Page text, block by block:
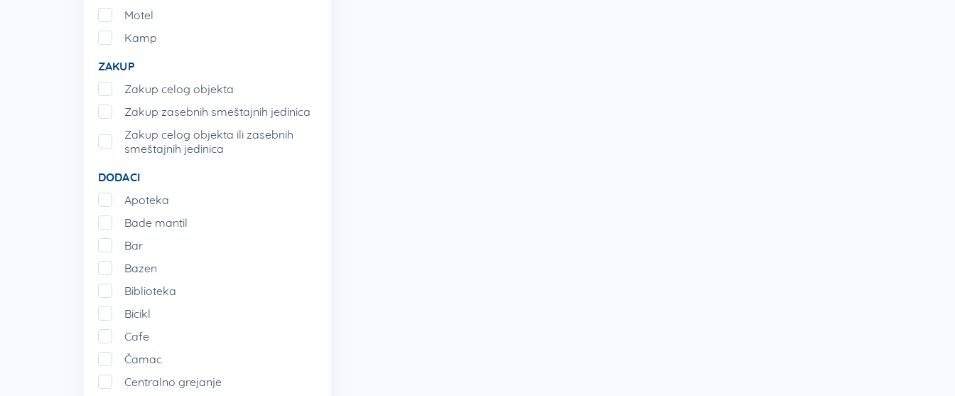
Motel
Kamp
ZAKUP
Zakup celog objekta
Zakup zasebnih smeštajnih jedinica
Zakup celog objekta ili zasebnih
smeštajnih jedinica
DODACI
Apoteka
Bade mantil
Bar
Bazen
Biblioteka
Bicikl
Cafe
Čamac
Centralno grejanje